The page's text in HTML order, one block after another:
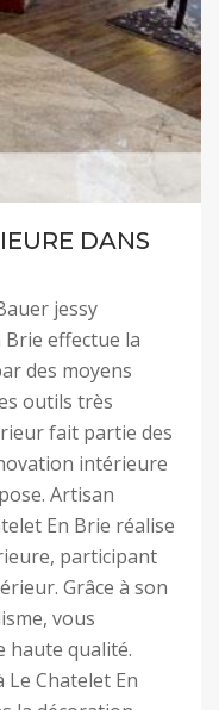
DANS
jessy
effectue la
des moyens
outils très
fait partie des
intérieure
Artisan
En Brie réalise
participant
Grâce à son
vous
haute qualité.
Chatelet En